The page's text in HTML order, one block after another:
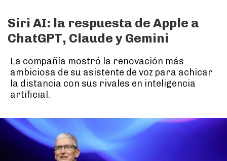
Siri AI: la respuesta de Apple a
ChatGPT, Claude y Gemini
La compañía mostró la renovación más
ambiciosa de su asistente de voz para achicar
la distancia con sus rivales en inteligencia
artificial.